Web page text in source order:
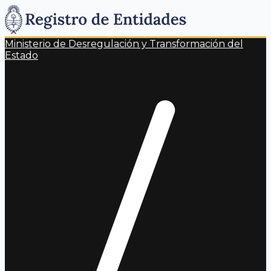
Ministerio de Desregulación y Transformación del
Estado